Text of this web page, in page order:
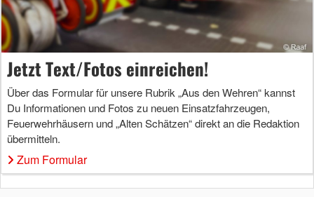
Jetzt Text/Fotos einreichen!
Über das Formular für unsere Rubrik „Aus den Wehren“ kannst
Du Informationen und Fotos zu neuen Einsatzfahrzeugen,
Feuerwehrhäusern und „Alten Schätzen“ direkt an die Redaktion
übermitteln.
Zum Formular